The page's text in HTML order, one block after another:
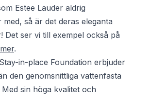
Estee Lauder aldrig
med, så är det deras eleganta
Det ser vi till exempel också på
.
in-place Foundation erbjuder
den genomsnittliga vattenfasta
sin höga kvalitet och